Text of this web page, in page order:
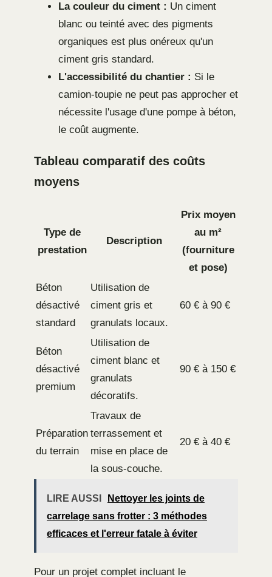
La couleur du ciment : Un ciment
blanc ou teinté avec des pigments
organiques est plus onéreux qu'un
ciment gris standard.
L'accessibilité du chantier : Si le
camion-toupie ne peut pas approcher et
nécessite l'usage d'une pompe à béton,
le coût augmente.
Tableau comparatif des coûts
moyens
Type de
prestation
Description
Prix moyen
au m²
(fourniture
et pose)
Béton
désactivé
standard
Utilisation de
ciment gris et
granulats locaux.
60 € à 90 €
Béton
désactivé
premium
Utilisation de
ciment blanc et
granulats
décoratifs.
90 € à 150 €
Préparation
du terrain
Travaux de
terrassement et
mise en place de
la sous-couche.
20 € à 40 €
LIRE AUSSI
Nettoyer les joints de
carrelage sans frotter : 3 méthodes
efficaces et l'erreur fatale à éviter
Pour un projet complet incluant le